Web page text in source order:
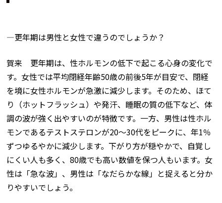
―更年期は男性と女性で違うのでしょうか？
賀来 更年期は、性ホルモンの低下で起こる心身の変化で
す。女性では平均閉経年齢50歳の前後5年が目安で、閉経
を境に女性ホルモンが急激に減少します。そのため、ほて
り（ホットフラッシュ）や発汗、睡眠の質の低下など、体
調の波が強く出やすいのが特徴です。一方、男性は性ホル
モンであるテストステロンが20～30代をピークに、年1％
ずつゆるやかに減少します。下がり方が穏やかで、自覚し
にくい人も多く、80歳でも高い数値を保つ人もいます。女
性は「急な波」、男性は「なだらかな線」と捉えると分か
りやすいでしょう。